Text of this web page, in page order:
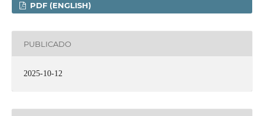
PDF (ENGLISH)
PUBLICADO
2025-10-12